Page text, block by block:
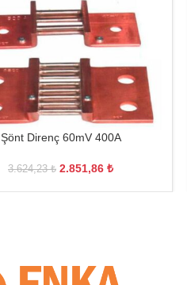
Şönt Direnç 60mV 400A
3.624,23₺ 2.851,86 ₺